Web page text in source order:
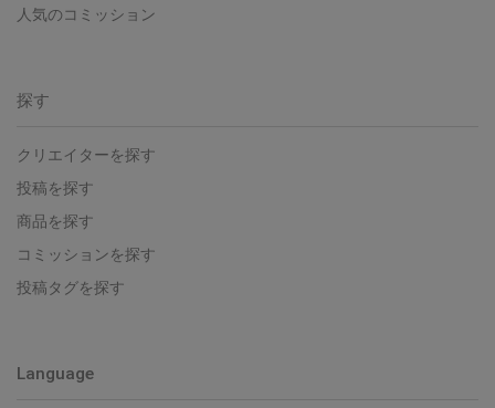
人気のコミッション
探す
クリエイターを探す
投稿を探す
商品を探す
コミッションを探す
投稿タグを探す
Language